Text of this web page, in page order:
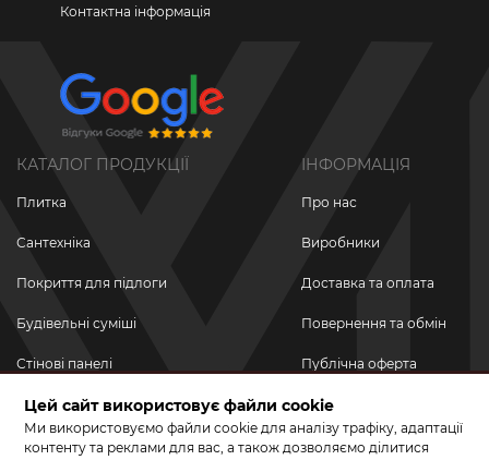
Контактна інформація
КАТАЛОГ ПРОДУКЦІЇ
Плитка
Сантехніка
Покриття для підлоги
Будівельні суміші
Стінові панелі
Новинки
Акційні товари
ІНФОРМАЦІЯ
Про нас
Виробники
Доставка та оплата
Повернення та обмін
Публічна оферта
Політика
конфіденційності
Цей сайт використовує файли cookie
Ми використовуємо файли cookie для аналізу трафіку, адаптації
контенту та реклами для вас, а також дозволяємо ділитися